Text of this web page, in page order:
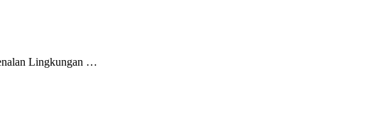
Lingkungan …